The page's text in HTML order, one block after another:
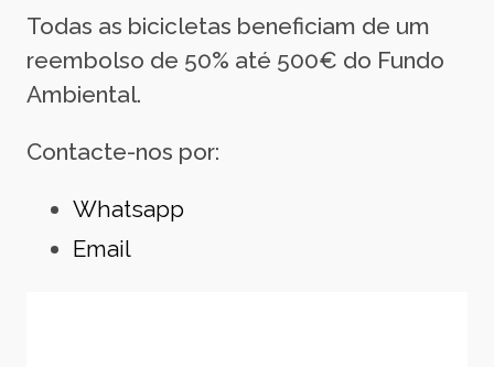
Todas as bicicletas beneficiam de um
reembolso de 50% até 500€ do Fundo
Ambiental.
Contacte-nos por:
Whatsapp
Email